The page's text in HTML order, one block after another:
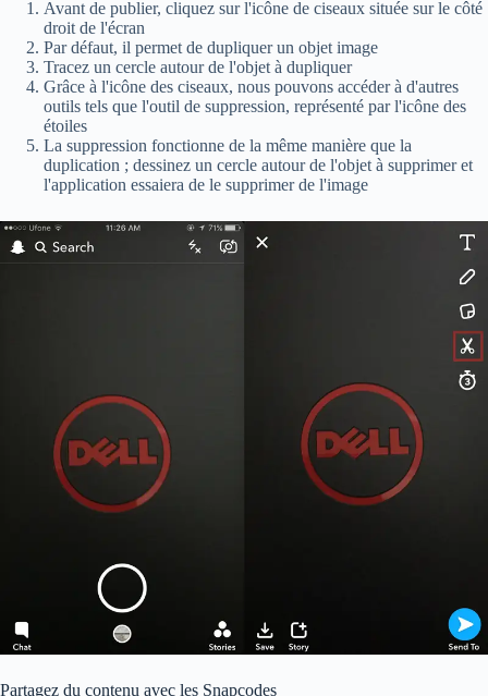
Avant de publier, cliquez sur l'icône de ciseaux située sur le côté
droit de l'écran
Par défaut, il permet de dupliquer un objet image
Tracez un cercle autour de l'objet à dupliquer
Grâce à l'icône des ciseaux, nous pouvons accéder à d'autres
outils tels que l'outil de suppression, représenté par l'icône des
étoiles
La suppression fonctionne de la même manière que la
duplication ; dessinez un cercle autour de l'objet à supprimer et
l'application essaiera de le supprimer de l'image
Partagez du contenu avec les Snapcodes